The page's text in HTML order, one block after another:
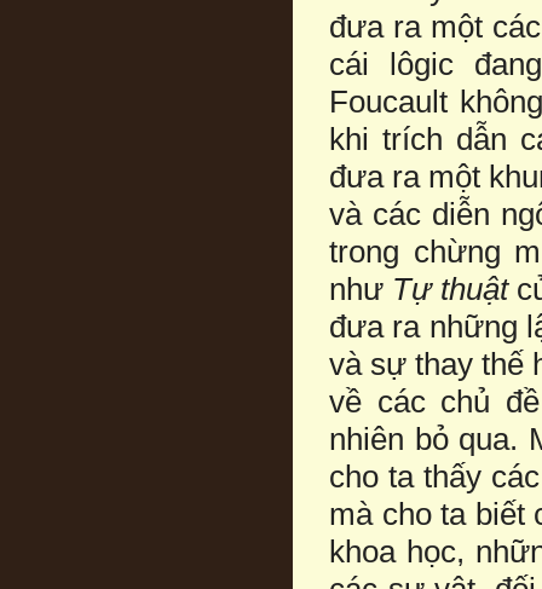
đưa ra một
cái lôgic
Foucault
khi trích dẫn
đưa ra một
và các diễn
trong chừng
như Tự thuật
đưa ra những
và sự thay thế
về các chủ
nhiên bỏ qua.
cho ta thấy
mà cho ta biết
khoa học,